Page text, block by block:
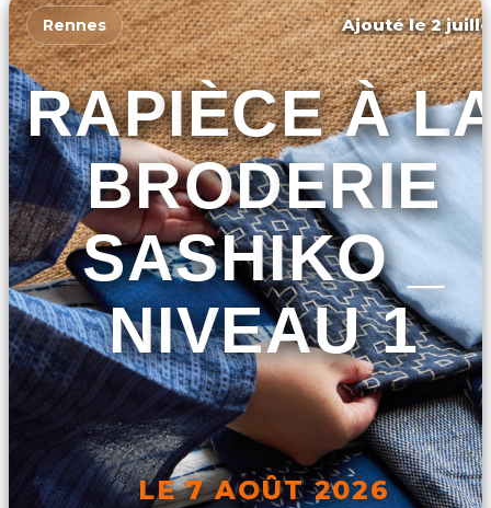
Rennes Ajouté le 2
RAPIÈCE À
BRODERIE
SASHIKO _
NIVEAU 1
LE 7 AOÛT 2026